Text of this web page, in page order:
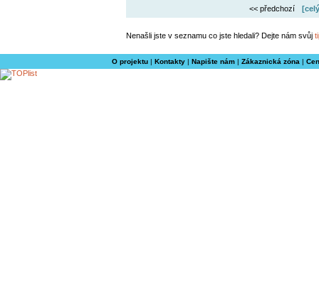
<< předchozí
Nenašli jste v seznamu co jste hledali? Dejte nám svůj
O projektu| Kontakty| Napište nám| Zákaznická zóna |